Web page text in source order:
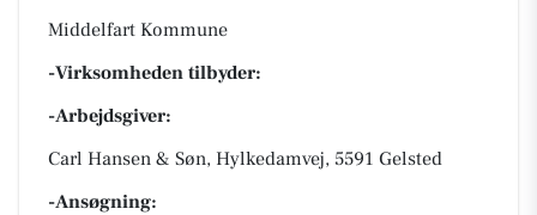
Middelfart Kommune
-Virksomheden tilbyder:
-Arbejdsgiver:
Carl Hansen & Søn, Hylkedamvej, 5591 Gelsted
-Ansøgning: